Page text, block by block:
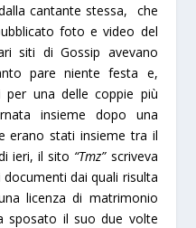
cantante stessa, che
foto e video del
siti di Gossip avevano
pare niente festa e,
per una delle coppie più
insieme dopo una
erano stati insieme tra il
ieri, il sito “Tmz”scriveva
dai quali risulta
licenza di matrimonio
sposato il suo due volte